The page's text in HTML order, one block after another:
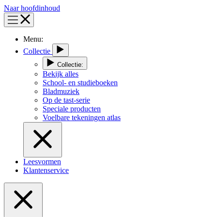
Naar hoofdinhoud
Menu:
Collectie
Collectie:
Bekijk alles
School- en studieboeken
Bladmuziek
Op de tast-serie
Speciale producten
Voelbare tekeningen atlas
Leesvormen
Klantenservice